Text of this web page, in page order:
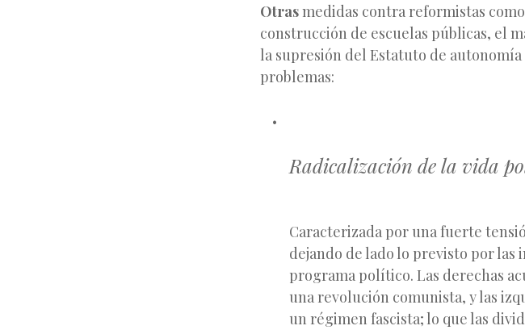
Otrasmedidas contra reformistas
construcción de escuelas públicas, el
la supresión del Estatuto de
problemas:
Radicalización de la vida
Caracterizada por una fuerte
dejando de lado lo previsto por las
programa político. Las derechas
una revolución comunista, y las
un régimen fascista; lo que las